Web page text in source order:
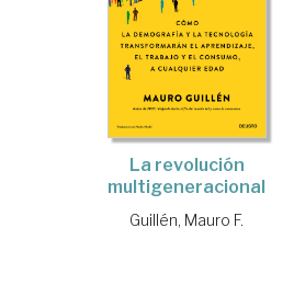
La revolución
multigeneracional
Guillén, Mauro F.